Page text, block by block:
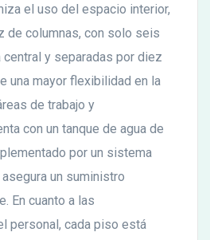
el uso del espacio interior,
de columnas, con solo seis
central y separadas por diez
una mayor flexibilidad en la
de trabajo y
con un tanque de agua de
por un sistema
un suministro
En cuanto a las
personal, cada piso está